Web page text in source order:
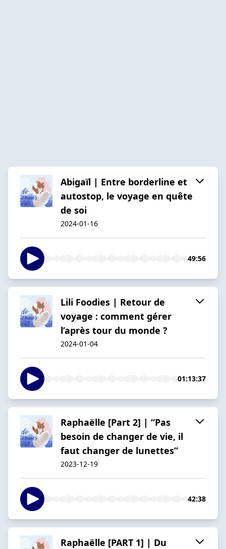
Abigaïl | Entre borderline et
autostop, le voyage en quête
de soi
2024-01-16
49:56
Lili Foodies | Retour de
voyage : comment gérer
l’après tour du monde ?
2024-01-04
01:13:37
Raphaëlle [Part 2] | “Pas
besoin de changer de vie, il
faut changer de lunettes”
2023-12-19
42:38
Raphaëlle [PART 1] | Du